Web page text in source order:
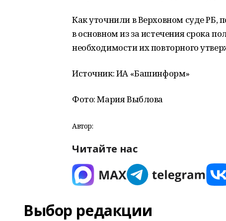
Как уточнили в Верховном суде РБ,
в основном из за истечения срока
необходимости их повторного
Источник: ИА «Башинформ»
Фото: Мария Выблова
Автор:
Читайте нас
Выбор редакции